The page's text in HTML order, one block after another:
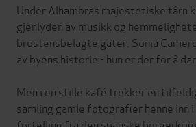
Under Alhambras majestetiske tårn
gjenlyden av musikk og
brostensbelagte gater. Sonia
av byens historie - hun er der for å
Men i en stille kafé trekker en
samling gamle fotografier henne inn